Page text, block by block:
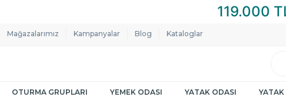
Mağazalarımız Kampanyalar Blog Kataloglar
OTURMA GRUPLARI YEMEK ODASI YATAK ODASI YATAK